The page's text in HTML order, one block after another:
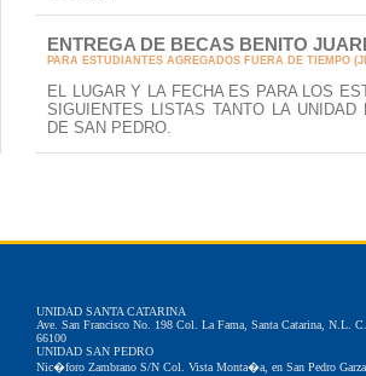
ENTREGA DE BECAS BENITO
PARA ESTUDIANTES AGREGADOS FUERA DE TIEMPO
EL LUGAR Y LA FECHA ES PARA LOS
SIGUIENTES LISTAS TANTO LA UNIDAD
DE SAN PEDRO.
UNIDAD SANTA CATARINA
Ave. San Francisco No. 198 Col. La Fama, Santa Catarina, N.L.
66100
UNIDAD SAN PEDRO
Nic�foro Zambrano S/N Col. Vista Monta�a, en San Pedro Garza